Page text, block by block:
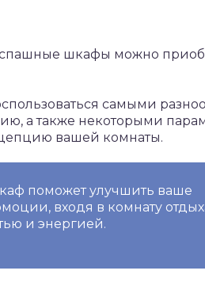
шкафы можно
самыми
а также некоторыми
вашей комнаты.
поможет улучшить ваше
входя в комнату
и энергией.